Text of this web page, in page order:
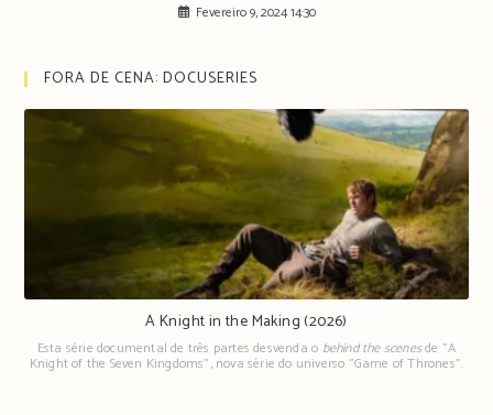
Fevereiro 9, 2024 14:30
FORA DE CENA: DOCUSERIES
A Knight in the Making (2026)
Esta série documental de três partes desvenda o behind the scenesde "A
Knight of the Seven Kingdoms", nova série do universo "Game of Thrones".